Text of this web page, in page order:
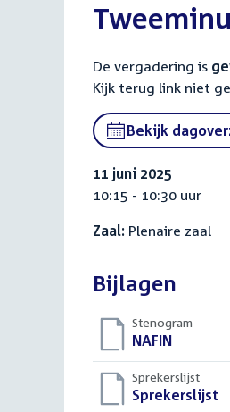
:
De vergadering is
Kijk terug link niet
Bekijk
11 juni 2025
10:15 - 10:30 uur
Zaal: Plenaire zaal
Bijlagen
Stenogram
Download
bestand:
NAFIN
Sprekerslijst
Download
Sprekerslijst